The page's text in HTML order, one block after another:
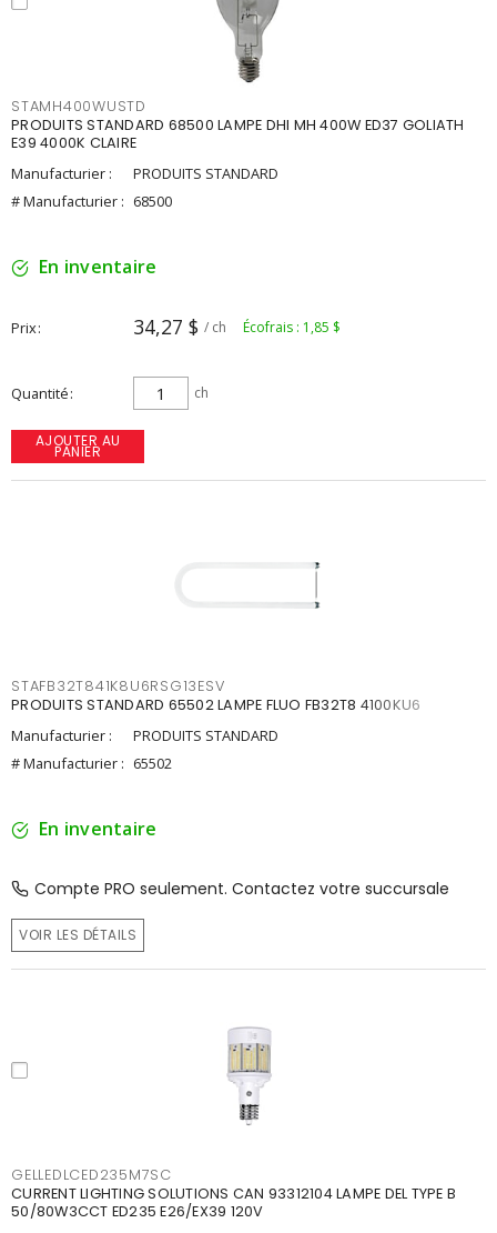
STAMH400WUSTD
PRODUITS STANDARD 68500 LAMPE DHI MH 400W ED37 GOLIATH
E39 4000K CLAIRE
Manufacturier :
PRODUITS STANDARD
# Manufacturier : 68500
En inventaire
Prix 34,27 $ / ch Écofrais : 1,85 $
Quantité ch
AJOUTER AU
PANIER
STAFB32T841K8U6RSG13ESV
PRODUITS STANDARD 65502 LAMPE FLUO FB32T8 4100KU6
Manufacturier :
PRODUITS STANDARD
# Manufacturier : 65502
En inventaire
Compte PRO seulement. Contactez votre succursale
VOIR LES DÉTAILS
GELLEDLCED235M7SC
CURRENT LIGHTING SOLUTIONS CAN 93312104 LAMPE DEL TYPE B
50/80W3CCT ED235 E26/EX39 120V